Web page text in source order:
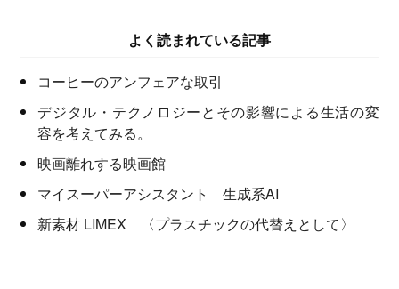
よく読まれている記事
コーヒーのアンフェアな取引
デジタル・テクノロジーとその影響による生活の変
容を考えてみる。
映画離れする映画館
マイスーパーアシスタント 生成系AI
新素材 LIMEX 〈プラスチックの代替えとして〉